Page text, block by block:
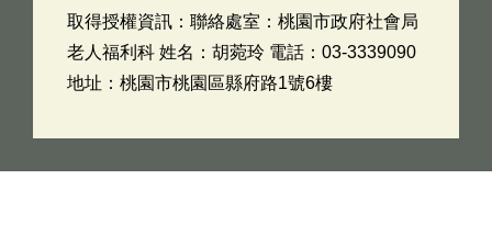
取得授權資訊：聯絡處室：桃園市政府社會局
老人福利科 姓名：胡菀玲 電話：03-3339090
地址：桃園市桃園區縣府路1號6樓